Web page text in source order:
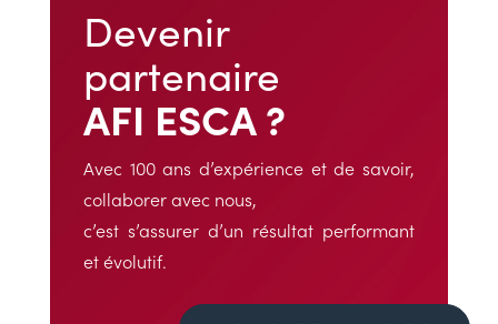
Devenir
partenaire
AFI ESCA ?
Avec 100 ans d’expérience et de savoir,
collaborer avec nous,
c’est s’assurer d’un résultat performant
et évolutif.